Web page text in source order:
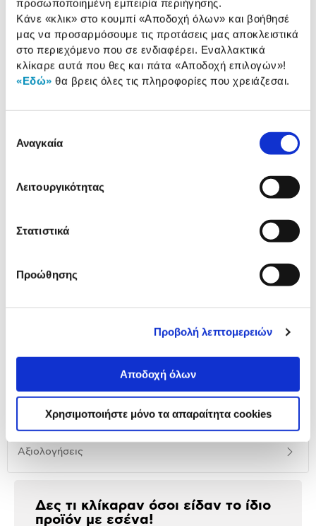
προσωποποιημένη εμπειρία περιήγησης.
Κάνε «κλικ» στο κουμπί «Αποδοχή όλων» και βοήθησέ
μας να προσαρμόσουμε τις προτάσεις μας αποκλειστικά
στο περιεχόμενο που σε ενδιαφέρει. Εναλλακτικά
κλίκαρε αυτά που θες και πάτα «Αποδοχή επιλογών»!
«Εδώ» θα βρεις όλες τις πληροφορίες που χρειάζεσαι.
συγκατάθεσης
Αναγκαία
Λειτουργικότητας
Στατιστικά
Προώθησης
Προβολή λεπτομερειών
Αποδοχή όλων
Χρησιμοποιήστε μόνο τα απαραίτητα cookies
Samsung Galaxy Buds 3 Pro Silver
249,90 €
Προσθήκη
Samsung Θήκη Back Cover για
Προδιαγραφές
προϊόντος
Χαρακτηριστικά
Αξιολογήσεις
Αξιολογήσεις
Δες τι κλίκαραν όσοι είδαν το ίδιο
προϊόν με εσένα!